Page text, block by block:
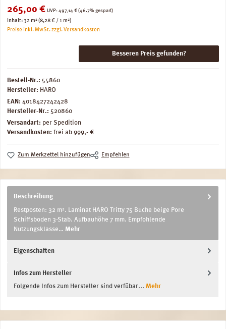
Verkaufspreis:
265,00 € UVP: Regulärer Preis:
497,14 € (46.7% gespart)
Inhalt:32 m²(8,28 € / 1 m²)
Preise inkl. MwSt. zzgl. Versandkosten
Besseren Preis gefunden?
Bestell-Nr.: 55860
Hersteller: HARO
EAN: 4018427242428
Hersteller-Nr.: 520860
Versandart: per Spedition
Versandkosten: frei ab 999,- €
Zum Merkzettel hinzufügen Empfehlen
Beschreibung
Restposten: 32 m². Laminat HARO Tritty 75 Buche beige Pore
Schiffsboden 3-Stab. Aufbauhöhe 7 mm. Empfohlende
Nutzungsklasse… Mehr
Eigenschaften
Infos zum Hersteller
Folgende Infos zum Hersteller sind verfübar... Mehr